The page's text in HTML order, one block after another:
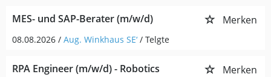
MES- und SAP-Berater (m/w/d) Merken
08.08.2026 / Aug. Winkhaus SE‘ / Telgte
RPA Engineer (m/w/d) - Robotics Merken